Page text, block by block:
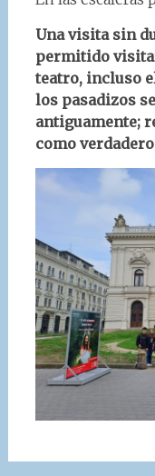
Una visita sin
permitido
teatro, incluso
los pasadizos
antiguamente;
como